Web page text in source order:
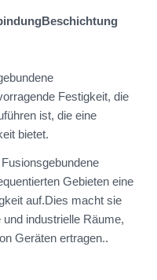
Beschichtung
Festigkeit, die
ist, die eine
bietet.
Gebieten eine
auf.Dies macht sie
industrielle Räume,
Geräten ertragen..